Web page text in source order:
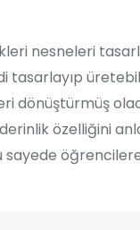
nesneleri
dönüştürmüş
özelliğini
sayede